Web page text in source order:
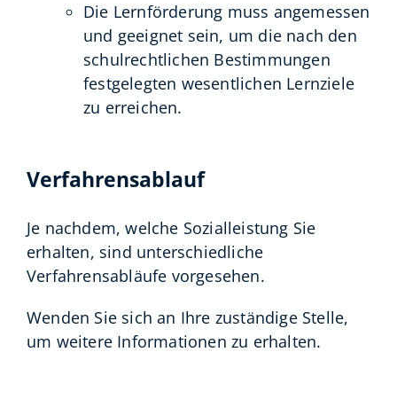
Die Lernförderung muss angemessen
und geeignet sein, um die nach den
schulrechtlichen Bestimmungen
festgelegten wesentlichen Lernziele
zu erreichen.
Verfahrensablauf
Je nachdem, welche Sozialleistung Sie
erhalten, sind unterschiedliche
Verfahrensabläufe vorgesehen.
Wenden Sie sich an Ihre zuständige Stelle,
um weitere Informationen zu erhalten.